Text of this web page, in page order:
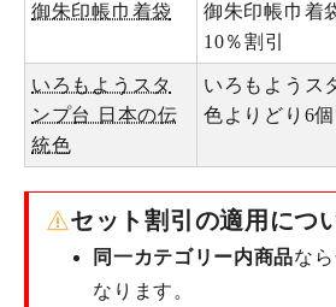
御朱印帳巾着袋
御朱印帳巾着
10％割引
いろもようスタ
ンプ台 日本の伝
統色
いろもようス
色よりどり6個
セット割引の適用につ
同一カテゴリー内商品な
なります。